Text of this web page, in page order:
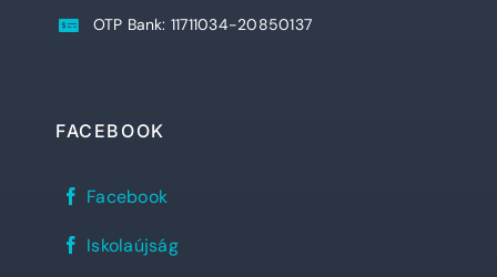
OTP Bank: 11711034-20850137
FACEBOOK
Sylvester
János
Gimnázium
facebook
Facebook
REFlex,
Iskolaújság